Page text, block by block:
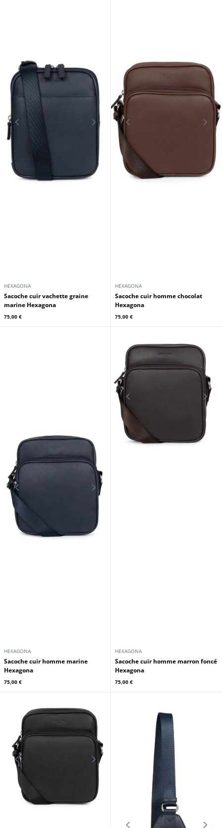
HEXAGONA
Sacoche cuir vachette graine
marine Hexagona
75,00 €
HEXAGONA
Sacoche cuir homme chocolat
Hexagona
75,00 €
HEXAGONA
Sacoche cuir homme marine
Hexagona
75,00 €
HEXAGONA
Sacoche cuir homme marron foncé
Hexagona
75,00 €